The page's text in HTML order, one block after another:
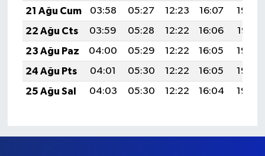
21 Ağu Cum
03:58 05:27 12:23 16:07
19:08
22 Ağu Cts
03:59 05:28 12:22 16:06
19:07
23 Ağu Paz
04:00 05:29 12:22 16:05
19:06
24 Ağu Pts
04:01 05:30 12:22 16:05
19:04
25 Ağu Sal
04:03 05:30 12:22 16:04 19:03